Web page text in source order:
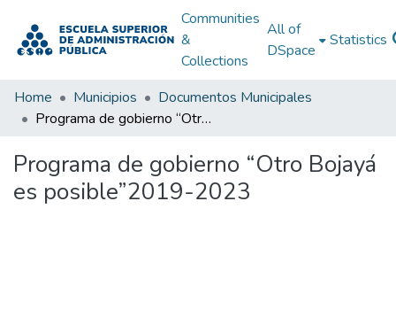
Communities
&
Collections
All of
DSpace
Statistics
Home Municipios
Documentos Municipales
Programa de gobierno “Otro Bojayá es posible”2019-2023
Programa de gobierno “Otro Bojayá
es posible”2019-2023